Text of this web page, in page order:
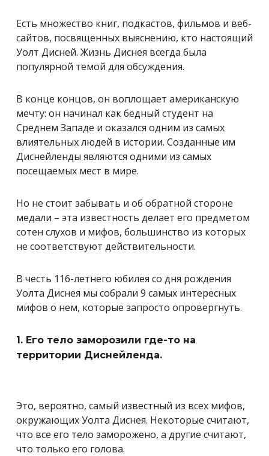
Есть множество книг, подкастов, фильмов и веб-
сайтов, посвященных выяснению, кто настоящий
Уолт Дисней. Жизнь Диснея всегда была
популярной темой для обсуждения.
В конце концов, он воплощает американскую
мечту: он начинал как бедный студент на
Среднем Западе и оказался одним из самых
влиятельных людей в истории. Созданные им
Диснейленды являются одними из самых
посещаемых мест в мире.
Но не стоит забывать и об обратной стороне
медали – эта известность делает его предметом
сотен слухов и мифов, большинство из которых
не соответствуют действительности.
В честь 116-летнего юбилея cо дня рождения
Уолта Диснея мы собрали 9 самых интересных
мифов о нем, которые запросто опровергнуть.
1. Его тело заморозили где-то на
территории Диснейленда.
Это, вероятно, самый известный из всех мифов,
окружающих Уолта Диснея. Некоторые считают,
что все его тело заморожено, а другие считают,
что только его голова.